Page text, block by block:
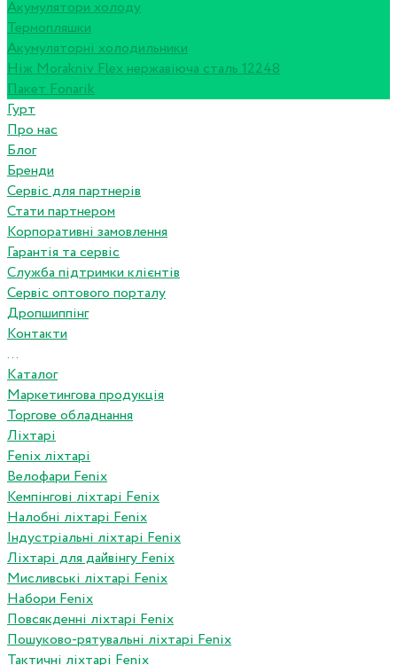
Акумулятори холоду
Термопляшки
Акумуляторні холодильники
Ніж Morakniv Flex нержавіюча сталь 12248
Пакет Fonarik
Гурт
Про нас
Блог
Бренди
Сервіс для партнерів
Стати партнером
Корпоративні замовлення
Гарантія та сервіс
Служба підтримки клієнтів
Сервіс оптового порталу
Дропшиппінг
Контакти
...
Каталог
Маркетингова продукція
Торгове обладнання
Ліхтарі
Fenix ліхтарі
Велофари Fenix
Кемпінгові ліхтарі Fenix
Налобні ліхтарі Fenix
Індустріальні ліхтарі Fenix
Ліхтарі для дайвінгу Fenix
Мисливські ліхтарі Fenix
Набори Fenix
Повсякденні ліхтарі Fenix
Пошуково-рятувальні ліхтарі Fenix
Тактичні ліхтарі Fenix